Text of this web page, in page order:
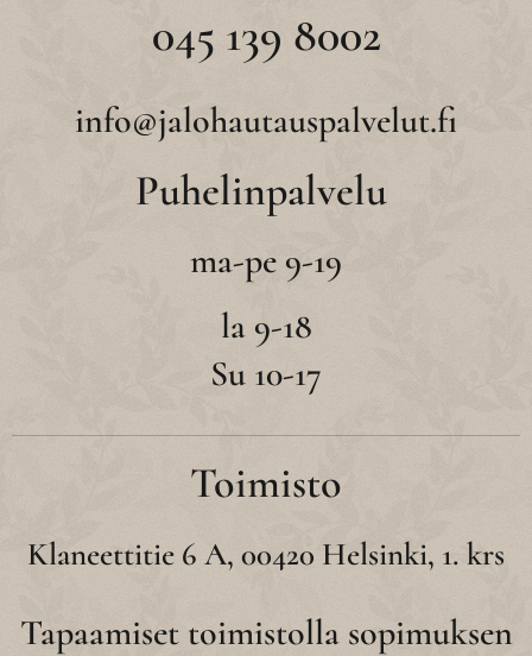
045 139 8002
info@jalohautauspalvelut.fi
Puhelinpalvelu
ma-pe 9-19
la 9-18
Su 10-17
Toimisto
Klaneettitie 6 A, 00420 Helsinki, 1. krs
Tapaamiset toimistolla sopimuksen